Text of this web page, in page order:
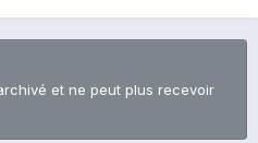
et ne peut plus recevoir